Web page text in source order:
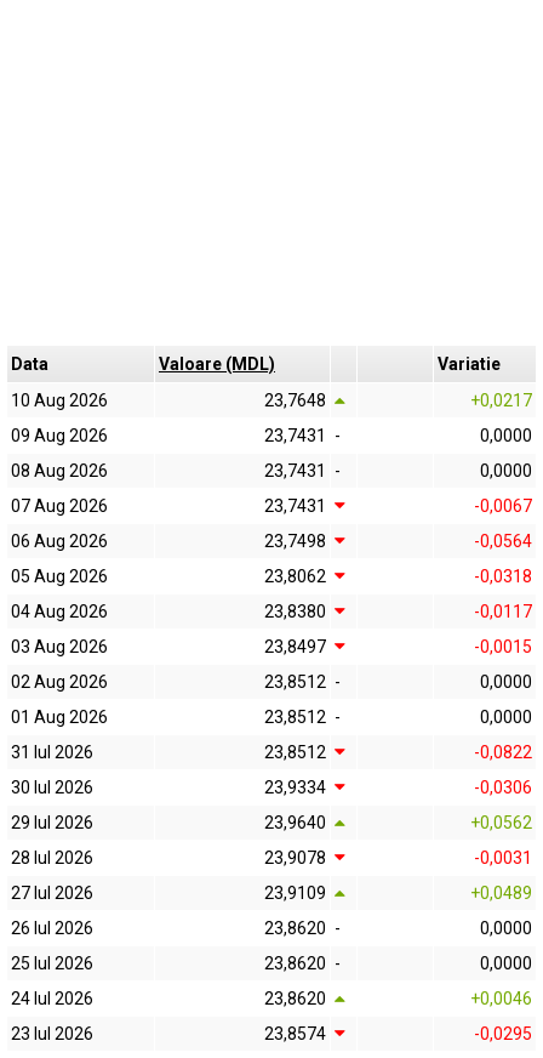
Data Valoare (MDL)
Variatie
10 Aug 2026
23,7648
+0,0217
09 Aug 2026
23,7431 -
0,0000
08 Aug 2026
23,7431 -
0,0000
07 Aug 2026
23,7431
-0,0067
06 Aug 2026
23,7498
-0,0564
05 Aug 2026
23,8062
-0,0318
04 Aug 2026
23,8380
-0,0117
03 Aug 2026
23,8497
-0,0015
02 Aug 2026
23,8512 -
0,0000
01 Aug 2026
23,8512 -
0,0000
31 Iul 2026
23,8512
-0,0822
30 Iul 2026
23,9334
-0,0306
29 Iul 2026
23,9640
+0,0562
28 Iul 2026
23,9078
-0,0031
27 Iul 2026
23,9109
+0,0489
26 Iul 2026
23,8620 -
0,0000
25 Iul 2026
23,8620 -
0,0000
24 Iul 2026
23,8620
+0,0046
23 Iul 2026
23,8574
-0,0295